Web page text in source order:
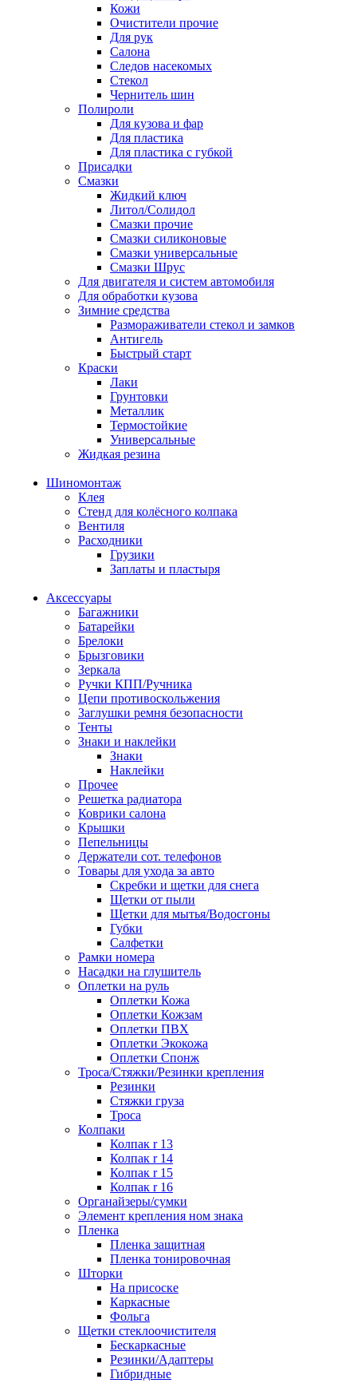
Кожи
Очистители прочие
Для рук
Салона
Следов насекомых
Стекол
Чернитель шин
Полироли
Для кузова и фар
Для пластика
Для пластика с губкой
Присадки
Смазки
Жидкий ключ
Литол/Солидол
Смазки прочие
Смазки силиконовые
Смазки универсальные
Смазки Шрус
Для двигателя и систем автомобиля
Для обработки кузова
Зимние средства
Размораживатели стекол и замков
Антигель
Быстрый старт
Краски
Лаки
Грунтовки
Металлик
Термостойкие
Универсальные
Жидкая резина
Шиномонтаж
Клея
Стенд для колёсного колпака
Вентиля
Расходники
Грузики
Заплаты и пластыря
Аксессуары
Багажники
Батарейки
Брелоки
Брызговики
Зеркала
Ручки КПП/Ручника
Цепи противоскольжения
Заглушки ремня безопасности
Тенты
Знаки и наклейки
Знаки
Наклейки
Прочее
Решетка радиатора
Коврики салона
Крышки
Пепельницы
Держатели сот. телефонов
Товары для ухода за авто
Скребки и щетки для снега
Щетки от пыли
Щетки для мытья/Водосгоны
Губки
Салфетки
Рамки номера
Насадки на глушитель
Оплетки на руль
Оплетки Кожа
Оплетки Кожзам
Оплетки ПВХ
Оплетки Экокожа
Оплетки Спонж
Троса/Стяжки/Резинки крепления
Резинки
Стяжки груза
Троса
Колпаки
Колпак r 13
Колпак r 14
Колпак r 15
Колпак r 16
Органайзеры/сумки
Элемент крепления ном знака
Пленка
Пленка защитная
Пленка тонировочная
Шторки
На присоске
Каркасные
Фольга
Щетки стеклоочистителя
Бескаркасные
Резинки/Адаптеры
Гибридные